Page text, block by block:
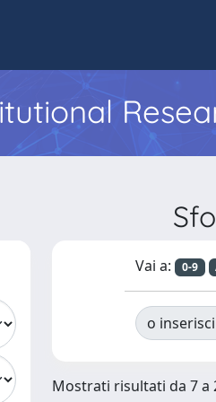
Vai a: 0-9
o
Mostrati risultati da 7 a